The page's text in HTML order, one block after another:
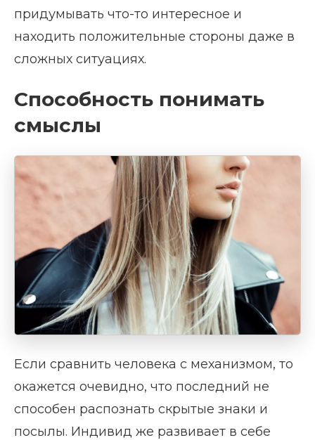
придумывать что-то интересное и
находить положительные стороны даже в
сложных ситуациях.
Способность понимать
смыслы
Если сравнить человека с механизмом, то
окажется очевидно, что последний не
способен распознать скрытые знаки и
посылы. Индивид же развивает в себе